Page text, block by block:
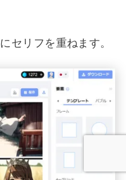
セリフを重ねます。